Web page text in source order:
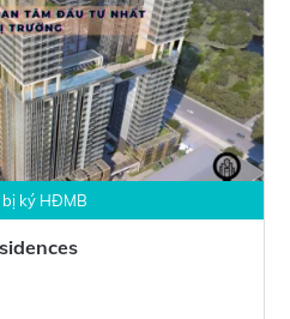
bị ký HĐMB